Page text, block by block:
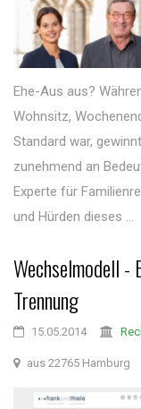
Ehe-Aus aus?
Wohnsitz,
Standard war,
zunehmend an
Experte für
und Hürden dieses ...
Wechselmodell -
Trennung
15.05.2014
aus 22765 Hamburg